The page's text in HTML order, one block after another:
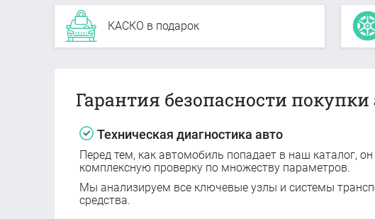
КАСКО в подарок
Гарантия безопасности покупки
Техническая диагностика авто
Перед тем, как автомобиль попадает в наш каталог,
комплексную проверку по множеству параметров.
Мы анализируем все ключевые узлы и системы
средства.